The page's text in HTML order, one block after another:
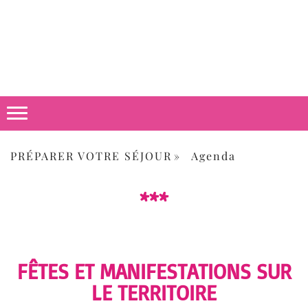
PRÉPARER VOTRE SÉJOUR Agenda
***
FÊTES ET MANIFESTATIONS SUR
LE TERRITOIRE